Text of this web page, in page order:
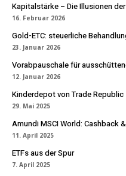
Kapitalstärke – Die Illusionen
16. Februar 2026
Gold-ETC: steuerliche
23. Januar 2026
Vorabpauschale für
12. Januar 2026
Kinderdepot von Trade Republic
29. Mai 2025
Amundi MSCI World: Cashback
11. April 2025
ETFs aus der Spur
7. April 2025